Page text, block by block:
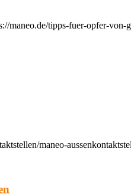
maneo.de/tipps-fuer-opfer-von-
maneo-